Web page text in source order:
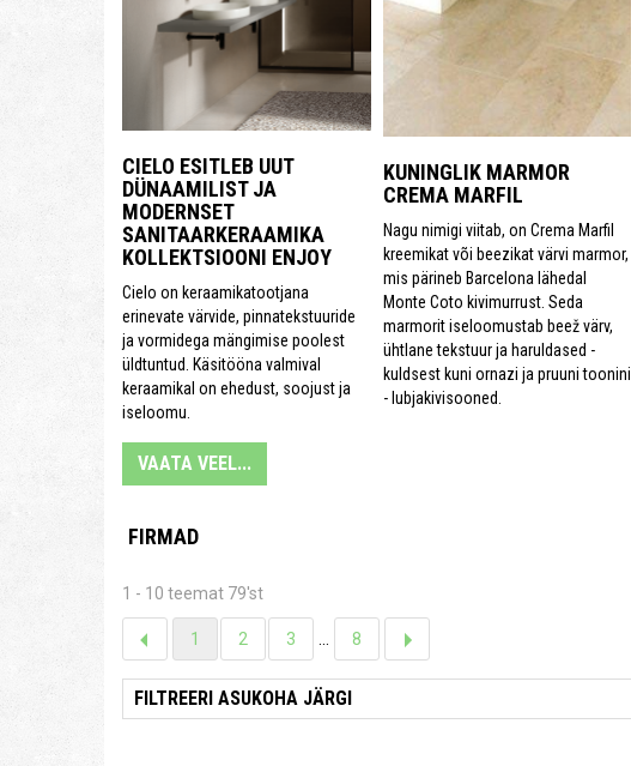
CIELO ESITLEB UUT
DÜNAAMILIST JA
MODERNSET
SANITAARKERAAMIKA
KOLLEKTSIOONI ENJOY
Cielo on keraamikatootjana
erinevate värvide, pinnatekstuuride
ja vormidega mängimise poolest
üldtuntud. Käsitööna valmival
keraamikal on ehedust, soojust ja
iseloomu.
KUNINGLIK MARMOR
CREMA MARFIL
Nagu nimigi viitab, on Crema Marfil
kreemikat või beezikat värvi marmor,
mis pärineb Barcelona lähedal
Monte Coto kivimurrust. Seda
marmorit iseloomustab beež värv,
ühtlane tekstuur ja haruldased -
kuldsest kuni ornazi ja pruuni toonini
- lubjakivisooned.
VAATA VEEL...
FIRMAD
1 - 10 teemat 79'st
1 2 3 8